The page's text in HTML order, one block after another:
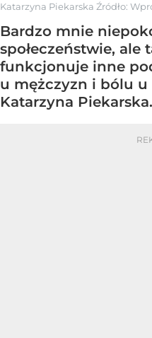
Katarzyna Piekarska Źródło:
Bardzo mnie
społeczeństwie, ale
funkcjonuje inne
u mężczyzn i bólu
Katarzyna Piekarska.